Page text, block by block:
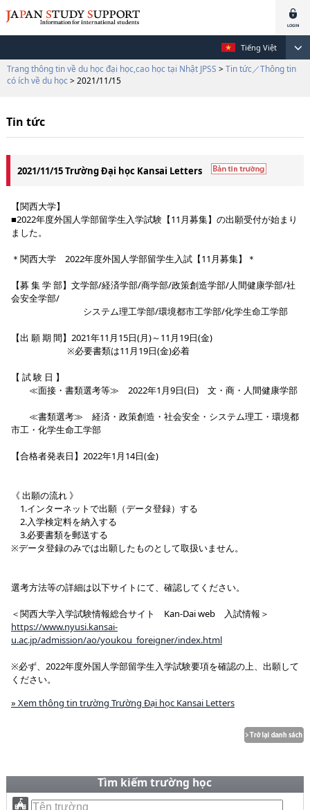
Tiếng Việt
Trang thông tin về du học đại học,cao học tại Nhật JPSS > Tin tức／Thông tin
có ích về du học > 2021/11/15
Tin tức
2021/11/15 Trường Đại học Kansai Letters
【関西大学】
■2022年度外国人学部留学生入学試験【11月募集】の出願受付が始まり
ました。
＊関西大学 2022年度外国人学部留学生入試【11月募集】＊
【募 集 学 部】文学部/経済学部/商学部/政策創造学部/人間健康学部/社
会安全学部/
システム理工学部/環境都市工学部/化学生命工学部
【出 願 期 間】2021年11月15日(月)～11月19日(金)
※必要書類は11月19日(金)必着
【 試 験 日 】
≪面接・書類選考等≫ 2022年1月9日(日) 文・商・人間健康学部
≪書類選考≫ 経済・政策創造・社会安全・システム理工・環境都
市工・化学生命工学部
【合格者発表日】2022年1月14日(金)
《 出願の流れ 》
1.インターネットで出願（データ登録）する
2.入学検定料を納入する
3.必要書類を郵送する
※データ登録のみでは出願したものとして取扱いません。
選考方法等の詳細は以下サイトにて、確認してください。
＜関西大学入学試験情報総合サイト Kan-Dai web 入試情報＞
https://www.nyusi.kansai-
u.ac.jp/admission/ao/youkou_foreigner/index.html
※必ず、2022年度外国人学部留学生入学試験要項を確認の上、出願して
ください。
» Xem thông tin trường Trường Đại học Kansai Letters
Tìm kiếm trường học